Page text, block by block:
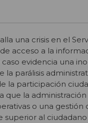
una crisis en el
acceso a la
evidencia una
parálisis
la participación
que la administración
o una gestión
al ciudadano